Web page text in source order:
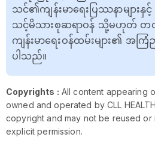
သင်၏ကျန်းမာရေးပြဿနာမျာ
သင့်မိသားစုဆရာဝန် သို့မဟုတ် တ
ကျန်းမာရေးဝန်ထမ်းများ၏ အ
ပါသည်။
Copyrights : All content appearing
owned and operated by CLL
copyright and may not be reused
explicit permission.